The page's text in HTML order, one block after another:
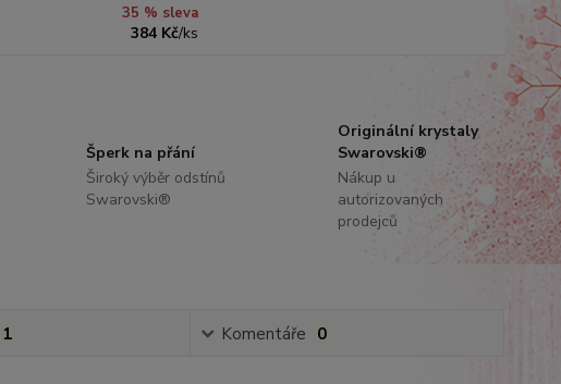
35 % sleva
384 Kč/ks
Šperk na přání
Široký výběr odstínů
Swarovski®
Originální krystaly
Swarovski®
Nákup u
autorizovaných
prodejců
1 Komentáře 0